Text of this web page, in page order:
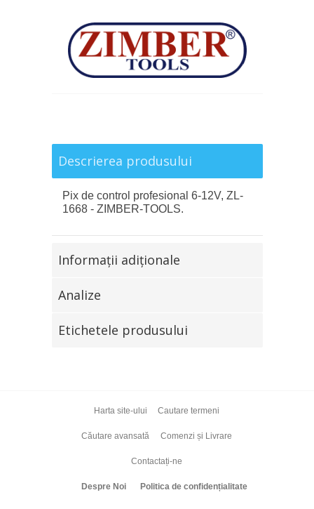
Descrierea produsului
Pix de control profesional 6-12V, ZL-
1668 - ZIMBER-TOOLS.
Informaţii adiţionale
Analize
Etichetele produsului
Harta site-ului Cautare termeni
Căutare avansată Comenzi și Livrare
Contactați-ne
Despre Noi Politica de confidențialitate